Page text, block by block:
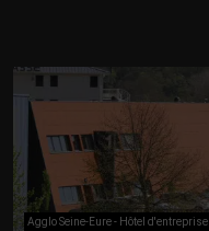
Agglo Seine-Eure - Hôtel